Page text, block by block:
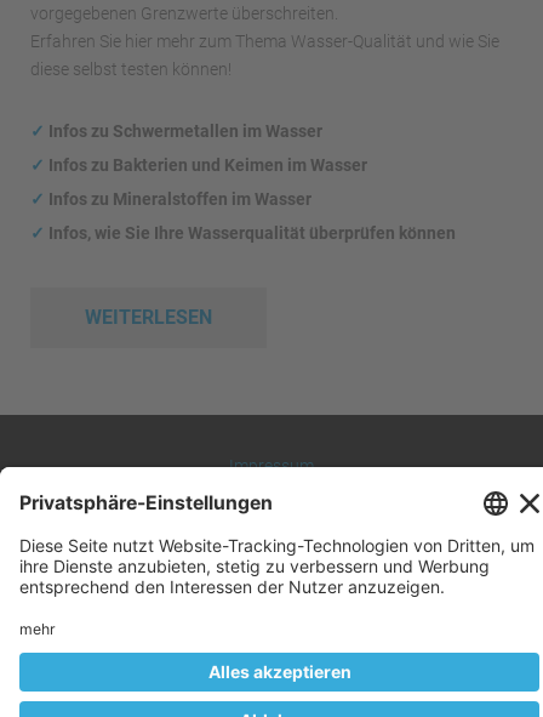
vorgegebenen Grenzwerte überschreiten.
Erfahren Sie hier mehr zum Thema Wasser-Qualität und wie Sie
diese selbst testen können!
✓ Infos zu Schwermetallen im Wasser
✓ Infos zu Bakterien und Keimen im Wasser
✓ Infos zu Mineralstoffen im Wasser
✓ Infos, wie Sie Ihre Wasserqualität überprüfen können
WEITERLESEN
Impressum